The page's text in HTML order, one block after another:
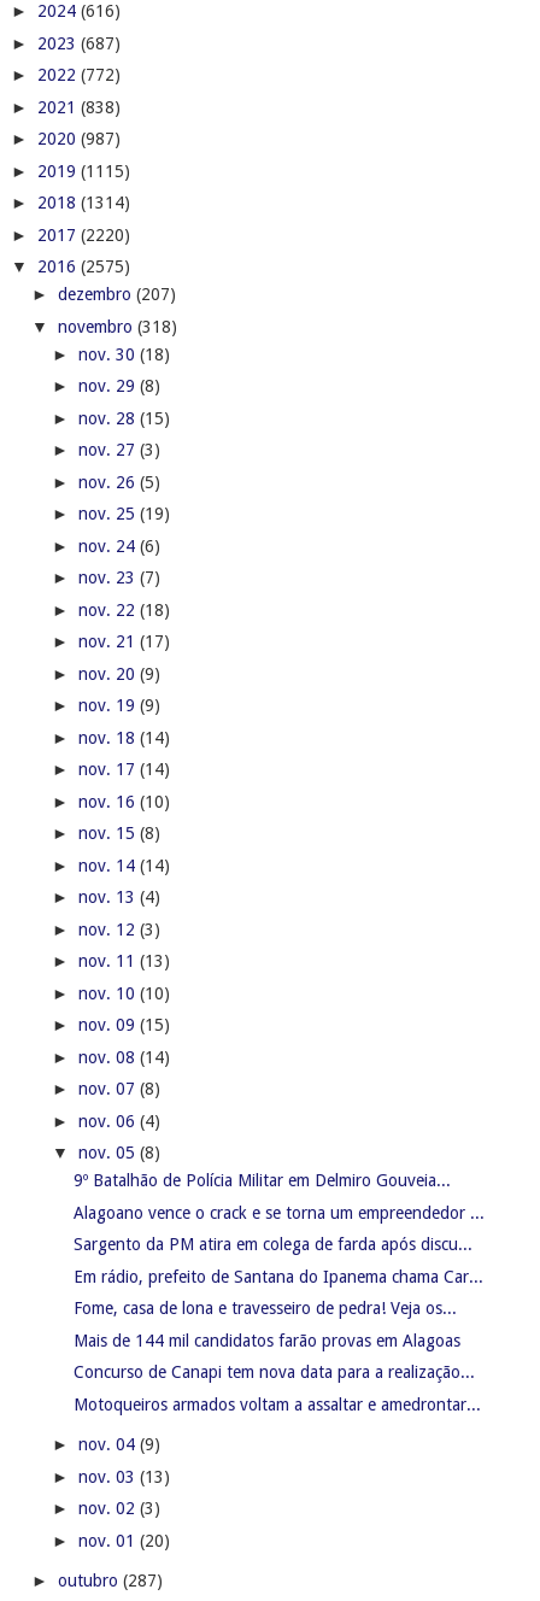
► 2024 (616)
► 2023 (687)
► 2022 (772)
► 2021 (838)
► 2020 (987)
► 2019 (1115)
► 2018 (1314)
► 2017 (2220)
▼ 2016 (2575)
► dezembro (207)
▼ novembro (318)
► nov. 30 (18)
► nov. 29 (8)
► nov. 28 (15)
► nov. 27 (3)
► nov. 26 (5)
► nov. 25 (19)
► nov. 24 (6)
► nov. 23 (7)
► nov. 22 (18)
► nov. 21 (17)
► nov. 20 (9)
► nov. 19 (9)
► nov. 18 (14)
► nov. 17 (14)
► nov. 16 (10)
► nov. 15 (8)
► nov. 14 (14)
► nov. 13 (4)
► nov. 12 (3)
► nov. 11 (13)
► nov. 10 (10)
► nov. 09 (15)
► nov. 08 (14)
► nov. 07 (8)
► nov. 06 (4)
▼ nov. 05 (8)
9º Batalhão de Polícia Militar em Delmiro Gouveia...
Alagoano vence o crack e se torna um empreendedor ...
Sargento da PM atira em colega de farda após discu...
Em rádio, prefeito de Santana do Ipanema chama Car...
Fome, casa de lona e travesseiro de pedra! Veja os...
Mais de 144 mil candidatos farão provas em Alagoas
Concurso de Canapi tem nova data para a realização...
Motoqueiros armados voltam a assaltar e amedrontar...
► nov. 04 (9)
► nov. 03 (13)
► nov. 02 (3)
► nov. 01 (20)
► outubro (287)